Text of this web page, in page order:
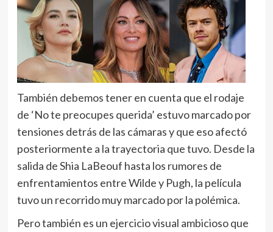
También debemos tener en cuenta que el rodaje
de ‘No te preocupes querida’ estuvo marcado por
tensiones detrás de las cámaras y que eso afectó
posteriormente a la trayectoria que tuvo. Desde la
salida de Shia LaBeouf hasta los rumores de
enfrentamientos entre Wilde y Pugh, la película
tuvo un recorrido muy marcado por la polémica.
Pero también es un ejercicio visual ambicioso que